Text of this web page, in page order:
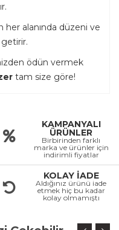
alanında düzeni ve
getirir.
ödün vermek
tam size göre!
KAMPANYALI
ÜRÜNLER
Birbirinden farklı
marka ve ürünler için
indirimli fiyatlar
KOLAY İADE
Aldığınız ürünü iade
etmek hiç bu kadar
kolay olmamıştı